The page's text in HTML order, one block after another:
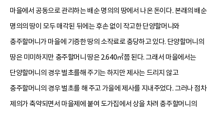
마을에서 공동으로 관리하는 배순 명의의 땅에서 나온 돈이다. 본래의 배순
명의의 땅이 모두 매각된 뒤에는 후손 없이 작고한 단양할머니와
충주할머니가 마을에 기증한 땅의 소작료로 충당하고 있다. 단양할머니의
땅은 미미하지만 충주할머니 땅은 2.640㎡쯤 된다. 그래서 마을에서는
단양할머니의 경우 벌초를해 주기는 하지만 제사는 드리지 않고
충주할머니의 경우 벌초를 해 주고 가을에 제사를 지내주었다. 그러나 점차
제의가 축약되면서 마을제에 붙여 도가집에서 상을 차려 충주할머니의